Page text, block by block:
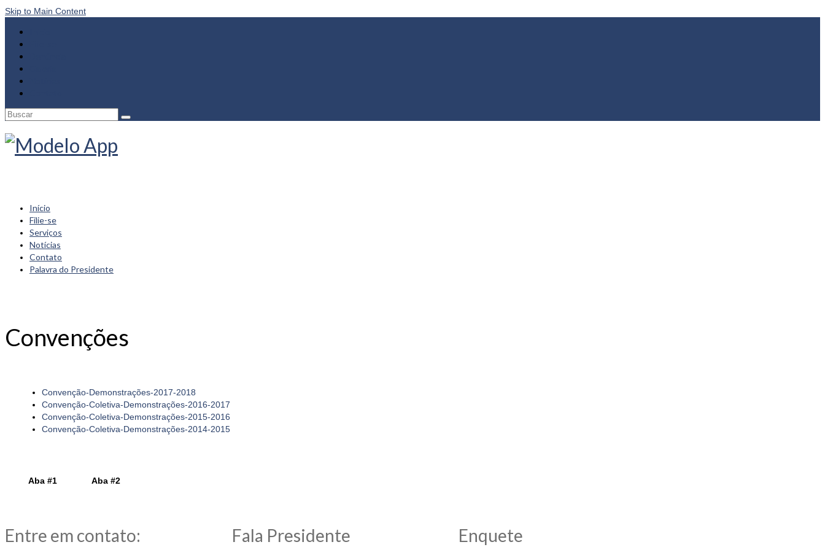
Skip to Main Content
Início
Filie-se
Serviços
Notícias
Contato
Palavra do Presidente
Convenções
Convenção-Demonstrações-2017-2018
Convenção-Coletiva-Demonstrações-2016-2017
Convenção-Coletiva-Demonstrações-2015-2016
Convenção-Coletiva-Demonstrações-2014-2015
Aba #1 Aba #2
Entre em contato: Fala Presidente Enquete